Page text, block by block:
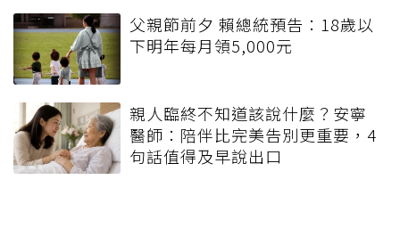
父親節前夕 賴總統預告：18歲以
下明年每月領5,000元
親人臨終不知道該說什麼？安寧
醫師：陪伴比完美告別更重要，4
句話值得及早說出口